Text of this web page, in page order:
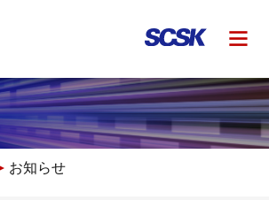
お知らせ